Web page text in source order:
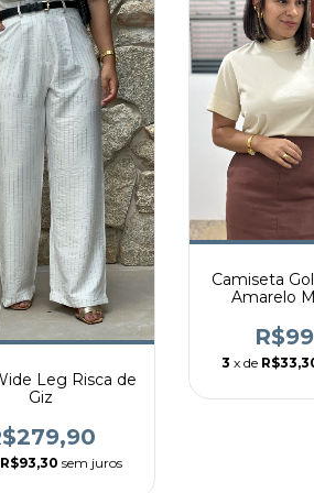
Leg Risca de
Giz
R$93,30 sem juros
Camiseta
Amarelo
3 x de